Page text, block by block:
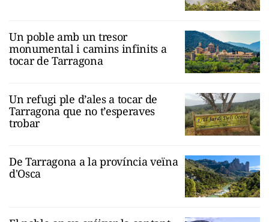
Un poble amb un tresor
monumental i camins infinits a
tocar de Tarragona
Un refugi ple d’ales a tocar de
Tarragona que no t’esperaves
trobar
De Tarragona a la província veïna
d'Osca